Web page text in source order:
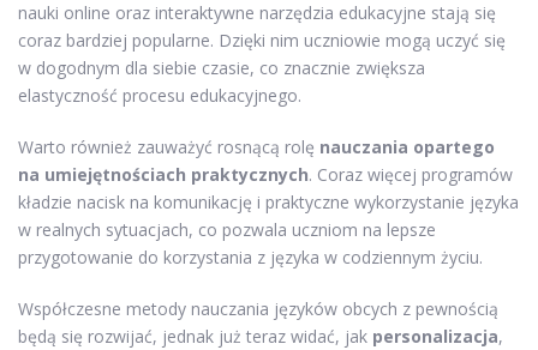
nauki online oraz interaktywne narzędzia edukacyjne stają się
coraz bardziej popularne. Dzięki nim uczniowie mogą uczyć się
w dogodnym dla siebie czasie, co znacznie zwiększa
elastyczność procesu edukacyjnego.
Warto również zauważyć rosnącą rolę nauczania opartego
na umiejętnościach praktycznych. Coraz więcej programów
kładzie nacisk na komunikację i praktyczne wykorzystanie języka
w realnych sytuacjach, co pozwala uczniom na lepsze
przygotowanie do korzystania z języka w codziennym życiu.
Współczesne metody nauczania języków obcych z pewnością
będą się rozwijać, jednak już teraz widać, jak personalizacja,